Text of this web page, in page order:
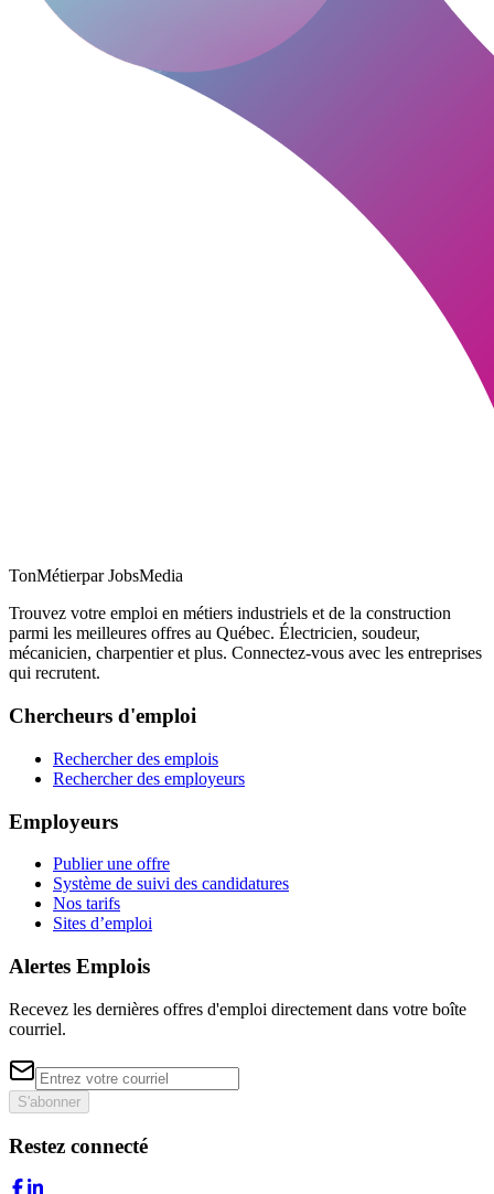
TonMétierpar JobsMedia
Trouvez votre emploi en métiers industriels et de la construction
parmi les meilleures offres au Québec. Électricien, soudeur,
mécanicien, charpentier et plus. Connectez-vous avec les entreprises
qui recrutent.
Chercheurs d'emploi
Rechercher des emplois
Rechercher des employeurs
Employeurs
Publier une offre
Système de suivi des candidatures
Nos tarifs
Sites d’emploi
Alertes Emplois
Recevez les dernières offres d'emploi directement dans votre boîte
courriel.
S'abonner
Restez connecté